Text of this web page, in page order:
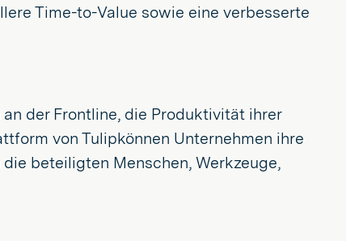
Time-to-Value sowie eine verbesserte
der Frontline, die Produktivität ihrer
von Tulipkönnen Unternehmen ihre
beteiligten Menschen, Werkzeuge,